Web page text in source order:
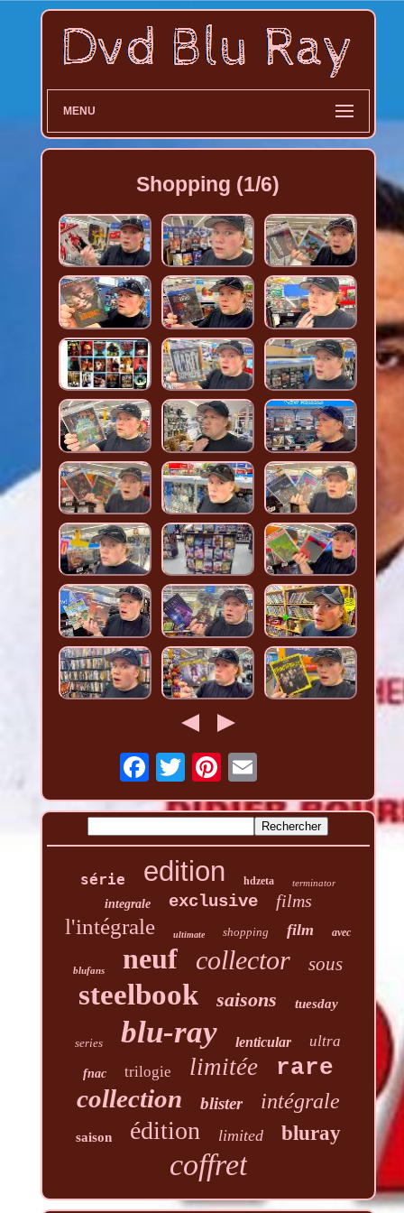
MENU
Shopping (1/6)
série edition hdzeta terminator
integrale exclusive films
l'intégrale ultimate shopping film avec
blufans neuf collector sous
steelbook saisons tuesday
series blu-ray lenticular ultra
fnac trilogie limitée rare
collection blister intégrale
saison édition limited bluray
coffret